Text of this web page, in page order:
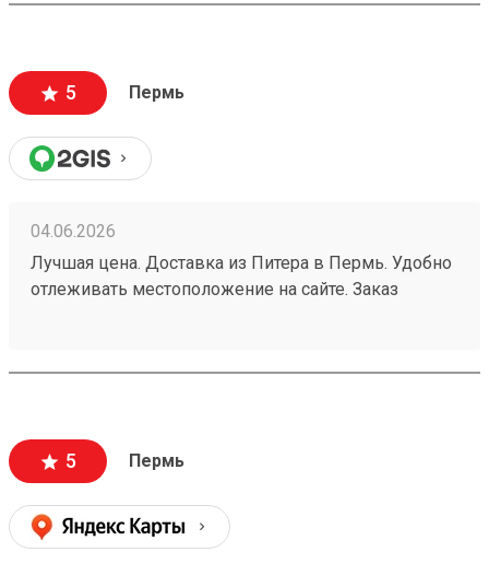
5 Пермь
04.06.2026
Лучшая цена. Доставка из Питера в Пермь. Удобно
отлеживать местоположение на сайте. Заказ
5 Пермь